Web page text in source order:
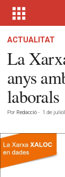
ACTUALITAT
La
anys
laborals
Por Redacció - 1 de